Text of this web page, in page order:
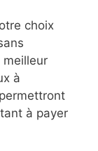
choix
meilleur
à
à payer